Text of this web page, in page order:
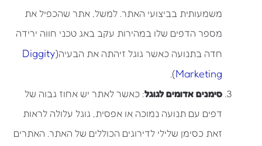
משמעותית בביצועי האתר. למשל, אתר שהכפיל את
מספר הדפים שלו במהירות עקב באג טכני חווה ירידה
חדה בתנועה כאשר גוגל זיהתה את הבעיה​(Diggity
Marketing
).
סימנים אדומים לגוגל: כאשר לאתר יש אחוז גבוה של
דפים עם תנועה נמוכה או אפסית, גוגל עלולה לראות
זאת כסימן שלילי לדירוגים הכוללים של האתר. האתרים